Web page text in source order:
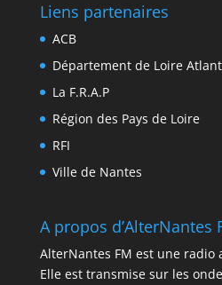
Liens partenaires
ACB
Département de Loire
La F.R.A.P
Région des Pays de Loire
RFI
Ville de Nantes
A propos d’AlterNantes
AlterNantes FM est une radio
Elle est transmise sur les